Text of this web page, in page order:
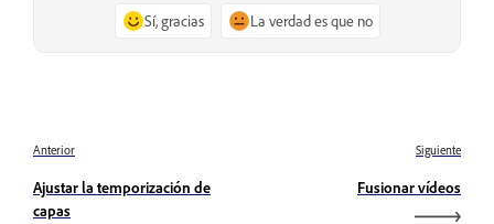
Sí, gracias La verdad es que no
Anterior
Ajustar la temporización de
capas
Siguiente
Fusionar vídeos